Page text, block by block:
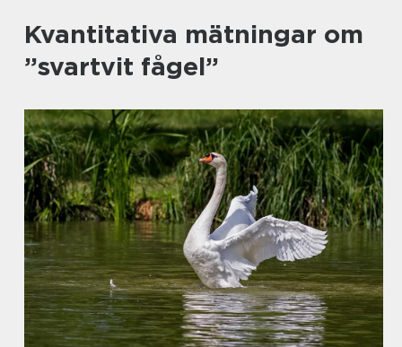
Kvantitativa mätningar om
”svartvit fågel”